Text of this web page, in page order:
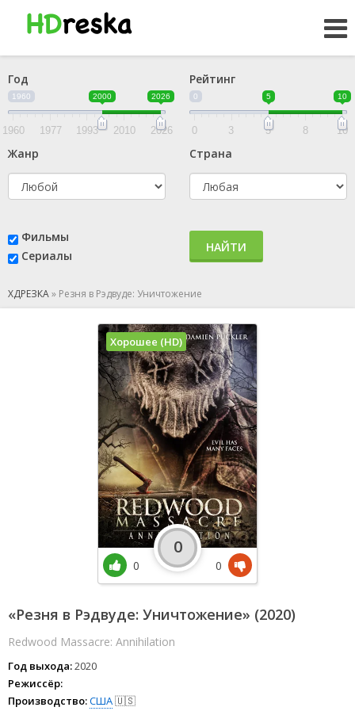
Год
1960 2000 2026
1960 1977 1993 2010 2026
Рейтинг
0 5 10
0 3 5 8 10
Жанр Страна
Фильмы
Сериалы
НАЙТИ
ХДРЕЗКА» Резня в Рэдвуде: Уничтожение
«Резня в Рэдвуде: Уничтожение» (2020)
Redwood Massacre: Annihilation
Год выхода:2020
Режиссёр:
Производство:США🇺🇸
Хорошее (HD)
0
0
0